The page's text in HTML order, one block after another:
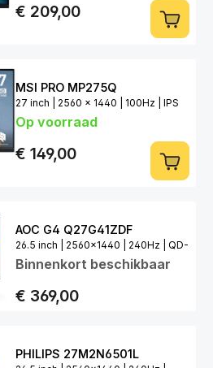
€ 209,00
MSI PRO MP275Q
27 inch | 2560 x 1440 | 100Hz | IPS
Op voorraad
€ 149,00
AOC G4 Q27G41ZDF
26.5 inch | 2560x1440 | 240Hz | QD-
OLED
Binnenkort beschikbaar
€ 369,00
PHILIPS 27M2N6501L